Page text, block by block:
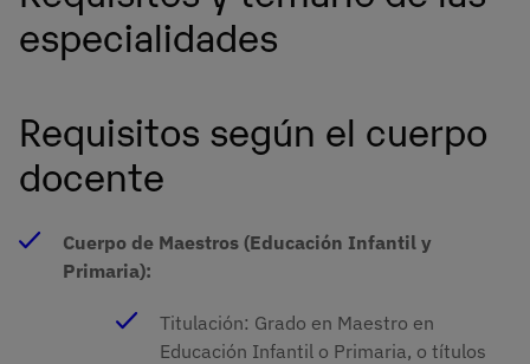
especialidades
Requisitos según el cuerpo
docente
Cuerpo de Maestros (Educación Infantil y
Primaria):
Titulación: Grado en Maestro en
Educación Infantil o Primaria, o títulos